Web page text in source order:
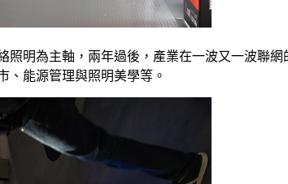
照明為主軸，兩年過後，產業在一波又一波
、能源管理與照明美學等。